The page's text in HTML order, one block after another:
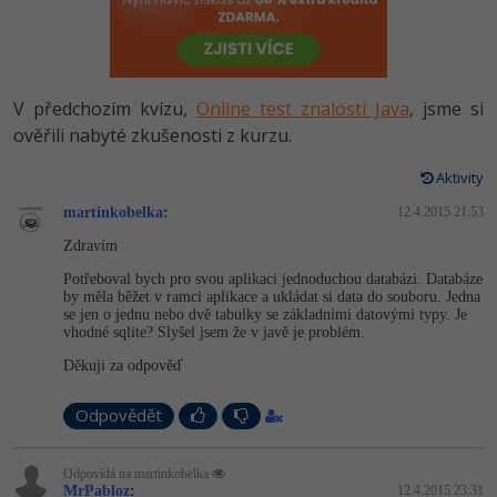
HTML5, CSS3, Bootstrap, SEO
Testování a verzování
React
Spring
ASP.NET MVC
Django
JavaScript
Python
HTML / CSS
UML a návrhové vzory
MySQL/MariaDB
MS-SQL
SQLite
Vývojář mobilních aplikací
Specialista na AI a bigdata
C# Game developer
Tester
Systémový administrátor
Grafik / UX/UI návrhář
3D grafik
Projektový manažer
Databázový analytik
-80%
-80%
PHP -80%
-80%
Kotlin -80%
C -80%
SQL
Návrh SW -80%
V předchozím kvízu, Online test znalostí Java, jsme si
ověřili nabyté zkušenosti z kurzu.
Aktivity
martinkobelka: 12.4.2015 21:53
Zdravím
Potřeboval bych pro svou aplikaci jednoduchou databázi. Databáze
by měla běžet v ramci aplikace a ukládat si data do souboru. Jedna
se jen o jednu nebo dvě tabulky se základními datovými typy. Je
vhodné sqlite? Slyšel jsem že v javě je problém.
Děkuji za odpověď
Odpovědět
Odpovídá na martinkobelka
MrPabloz: 12.4.2015 23:31